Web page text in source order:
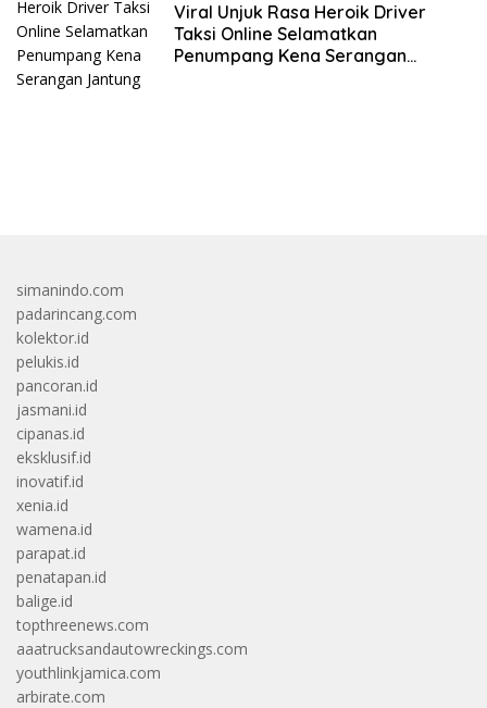
Viral Unjuk Rasa Heroik Driver
Taksi Online Selamatkan
Penumpang Kena Serangan
simanindo.com
padarincang.com
kolektor.id
pelukis.id
pancoran.id
jasmani.id
cipanas.id
eksklusif.id
inovatif.id
xenia.id
wamena.id
parapat.id
penatapan.id
balige.id
topthreenews.com
aaatrucksandautowreckings.com
youthlinkjamica.com
arbirate.com